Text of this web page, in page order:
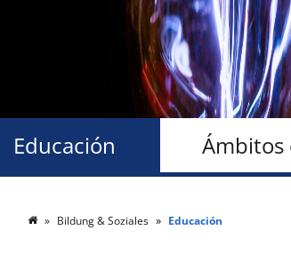
Ámbitos
Educación
Bildung & Soziales Educación